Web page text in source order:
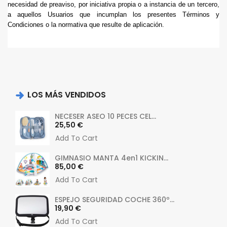
necesidad de preaviso, por iniciativa propia o a instancia de un tercero,
a aquellos Usuarios que incumplan los presentes Términos y
Condiciones o la normativa que resulte de aplicación.
LOS MÁS VENDIDOS
NECESER ASEO 10 PECES CEL...
Precio
25,50 €
Add To Cart
GIMNASIO MANTA 4en1 KICKIN...
Precio
85,00 €
Add To Cart
ESPEJO SEGURIDAD COCHE 360º...
Precio
19,90 €
Add To Cart